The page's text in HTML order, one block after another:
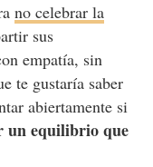
no celebrar la
sus
empatía, sin
te gustaría saber
abiertamente si
un equilibrio que